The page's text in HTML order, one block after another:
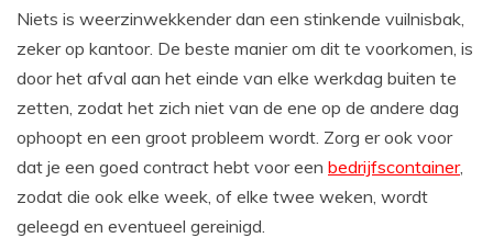
Niets is weerzinwekkender dan een stinkende vuilnisbak,
zeker op kantoor. De beste manier om dit te voorkomen, is
door het afval aan het einde van elke werkdag buiten te
zetten, zodat het zich niet van de ene op de andere dag
ophoopt en een groot probleem wordt. Zorg er ook voor
dat je een goed contract hebt voor een bedrijfscontainer,
zodat die ook elke week, of elke twee weken, wordt
geleegd en eventueel gereinigd.